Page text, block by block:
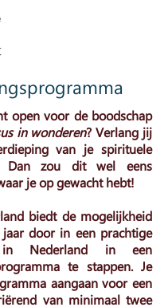
open voor de boodschap
in wonderen? Verlang jij
van je spirituele
Dan zou dit wel eens
je op gewacht hebt!
biedt de mogelijkheid
door in een prachtige
in Nederland in een
te stappen. Je
aangaan voor een
van minimaal twee